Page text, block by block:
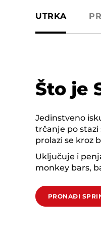
UTRKA
Što je
Jedinstveno
trčanje po stazi
prolazi se kroz
Uključuje i
monkey bars,
PRONAĐI